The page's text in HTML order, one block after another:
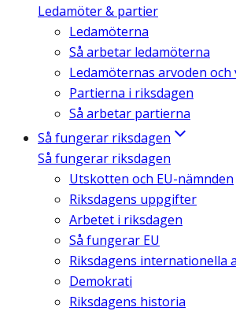
Ledamöter & partier
Ledamöterna
Så arbetar ledamöterna
Ledamöternas arvoden
Partierna i riksdagen
Så arbetar partierna
Så fungerar riksdagen
Så fungerar riksdagen
Utskotten och EU-nämnden
Riksdagens uppgifter
Arbetet i riksdagen
Så fungerar EU
Riksdagens internationella
Demokrati
Riksdagens historia